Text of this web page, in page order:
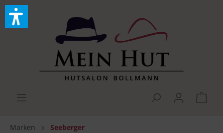
Marken Seeberger